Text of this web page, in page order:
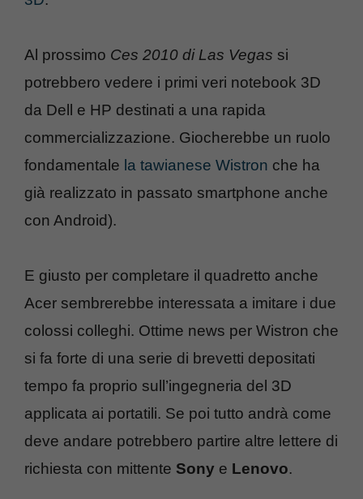
Al prossimo Ces 2010 di Las Vegas si
potrebbero vedere i primi veri notebook 3D
da Dell e HP destinati a una rapida
commercializzazione. Giocherebbe un ruolo
fondamentale la tawianese Wistron che ha
già realizzato in passato smartphone anche
con Android).
E giusto per completare il quadretto anche
Acer sembrerebbe interessata a imitare i due
colossi colleghi. Ottime news per Wistron che
si fa forte di una serie di brevetti depositati
tempo fa proprio sull’ingegneria del 3D
applicata ai portatili. Se poi tutto andrà come
deve andare potrebbero partire altre lettere di
richiesta con mittente Sony e Lenovo.